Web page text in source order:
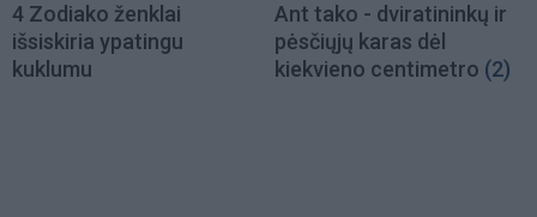
4 Zodiako ženklai
išsiskiria ypatingu
kuklumu
Ant tako - dviratininkų ir
pėsčiųjų karas dėl
kiekvieno centimetro (2)